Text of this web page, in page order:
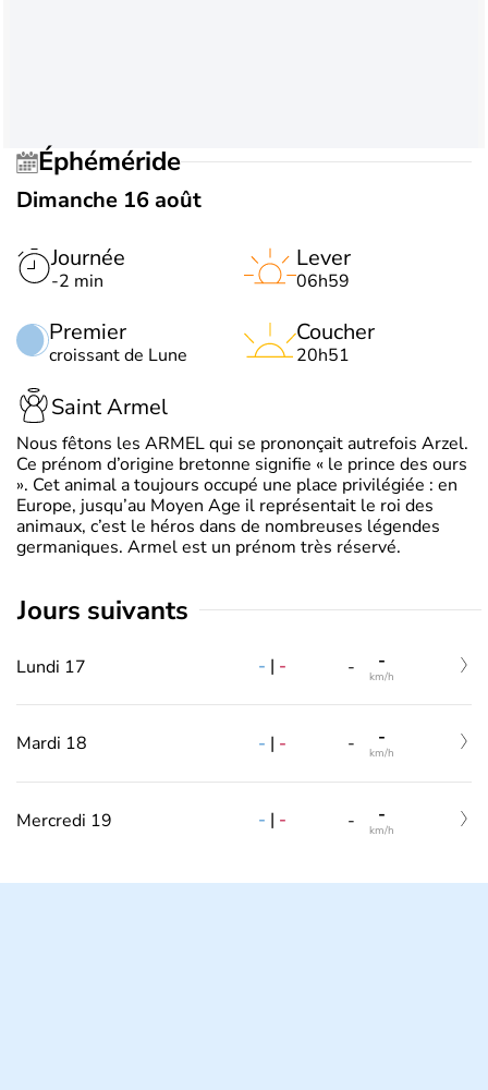
Éphéméride
Dimanche 16 août
Journée
-2 min
Premier
croissant de Lune
Lever
06h59
Coucher
20h51
Saint Armel
Nous fêtons les ARMEL qui se prononçait autrefois Arzel.
Ce prénom d’origine bretonne signifie « le prince des ours
». Cet animal a toujours occupé une place privilégiée : en
Europe, jusqu’au Moyen Age il représentait le roi des
animaux, c’est le héros dans de nombreuses légendes
germaniques. Armel est un prénom très réservé.
jours suivants
Lundi 17 - | - - -
km/h
Mardi 18 - | - - -
km/h
Mercredi 19 - | - - -
km/h